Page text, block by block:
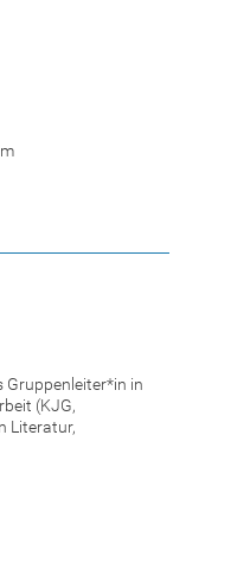
Gruppenleiter*in in
(KJG,
Literatur,